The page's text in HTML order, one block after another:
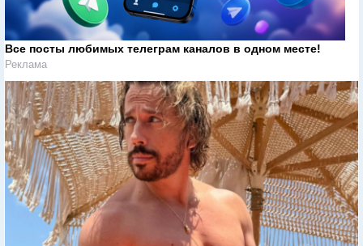
Все посты любимых телеграм каналов в одном месте!
Реклама